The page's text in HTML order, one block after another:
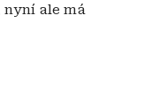
ale má